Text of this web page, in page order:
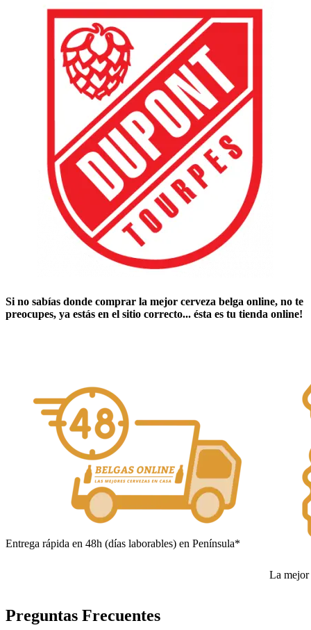
Si no sabías ​ donde comprar la mejor cerveza belga online​, no te
preocupes, ya estás en el sitio correcto... ésta es tu tienda online!
Entrega rápida en 48h (días laborables) en Península*
La mejor
Preguntas Frecuentes